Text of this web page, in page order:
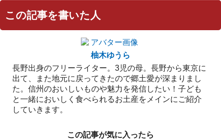
この記事を書いた人
柚木ゆうら
長野出身のフリーライター。3児の母。長野から東京に
出て、また地元に戻ってきたので郷土愛が深まりまし
た。信州のおいしいものや魅力を発信したい！子ども
と一緒においしく食べられるお土産をメインにご紹介
していきます。
この記事が気に入ったら